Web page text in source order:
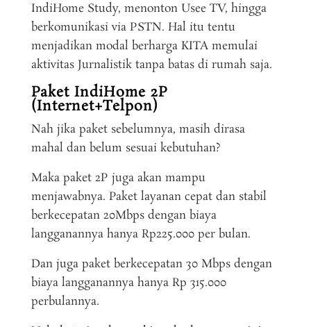
IndiHome Study, menonton Usee TV, hingga
berkomunikasi via PSTN. Hal itu tentu
menjadikan modal berharga KITA memulai
aktivitas Jurnalistik tanpa batas di rumah saja.
Paket IndiHome 2P
(Internet+Telpon)
Nah jika paket sebelumnya, masih dirasa
mahal dan belum sesuai kebutuhan?
Maka paket 2P juga akan mampu
menjawabnya. Paket layanan cepat dan stabil
berkecepatan 20Mbps dengan biaya
langganannya hanya Rp225.000 per bulan.
Dan juga paket berkecepatan 30 Mbps dengan
biaya langganannya hanya Rp 315.000
perbulannya.